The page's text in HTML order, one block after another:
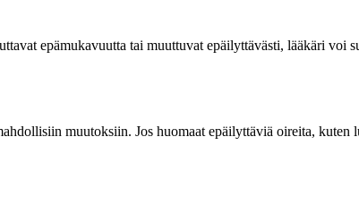
epämukavuutta tai muuttuvat epäilyttävästi, lääkäri
muutoksiin. Jos huomaat epäilyttäviä oireita, kuten